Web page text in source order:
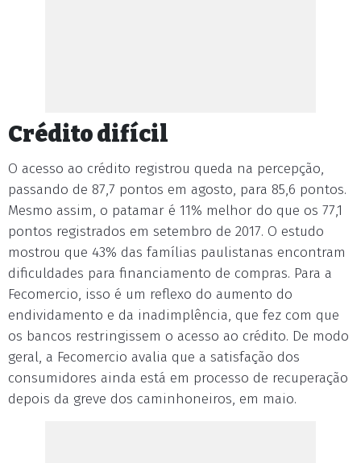
Crédito difícil
O acesso ao crédito registrou queda na percepção,
passando de 87,7 pontos em agosto, para 85,6 pontos.
Mesmo assim, o patamar é 11% melhor do que os 77,1
pontos registrados em setembro de 2017. O estudo
mostrou que 43% das famílias paulistanas encontram
dificuldades para financiamento de compras. Para a
Fecomercio, isso é um reflexo do aumento do
endividamento e da inadimplência, que fez com que
os bancos restringissem o acesso ao crédito. De modo
geral, a Fecomercio avalia que a satisfação dos
consumidores ainda está em processo de recuperação
depois da greve dos caminhoneiros, em maio.